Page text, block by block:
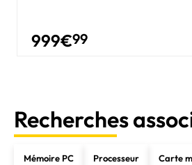
999€99
Recherches
Mémoire PC Processeur Carte